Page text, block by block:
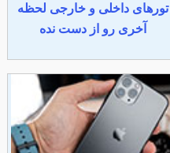
تورهای داخلی و خارجی لحظه
آخری رو از دست نده